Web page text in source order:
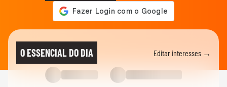
O ESSENCIAL DO DIA Editar interesses →